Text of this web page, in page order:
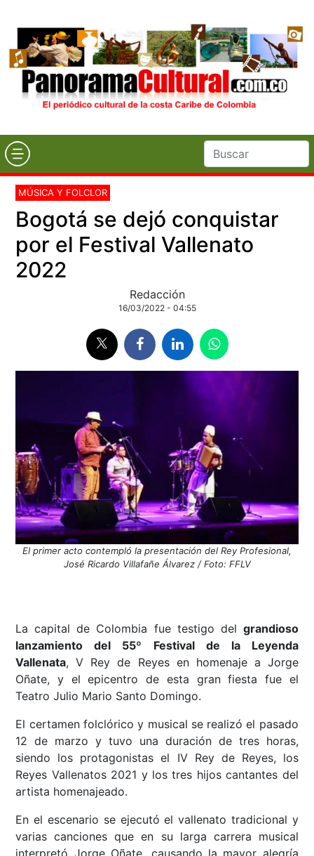
MÚSICA Y FOLCLOR
Bogotá se dejó conquistar
por el Festival Vallenato
2022
Redacción
16/03/2022 - 04:55
El primer acto contempló la presentación del Rey Profesional,
José Ricardo Villafañe Álvarez / Foto: FFLV
La capital de Colombia fue testigo del grandioso
lanzamiento del 55º Festival de la Leyenda
Vallenata, V Rey de Reyes en homenaje a Jorge
Oñate, y el epicentro de esta gran fiesta fue el
Teatro Julio Mario Santo Domingo.
El certamen folclórico y musical se realizó el pasado
12 de marzo y tuvo una duración de tres horas,
siendo los protagonistas el IV Rey de Reyes, los
Reyes Vallenatos 2021 y los tres hijos cantantes del
artista homenajeado.
En el escenario se ejecutó el vallenato tradicional y
varias canciones que en su larga carrera musical